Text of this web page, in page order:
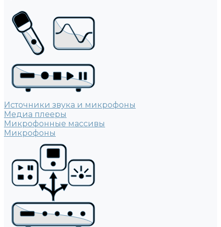
Источники звука и микрофоны
Медиа плееры
Микрофонные массивы
Микрофоны